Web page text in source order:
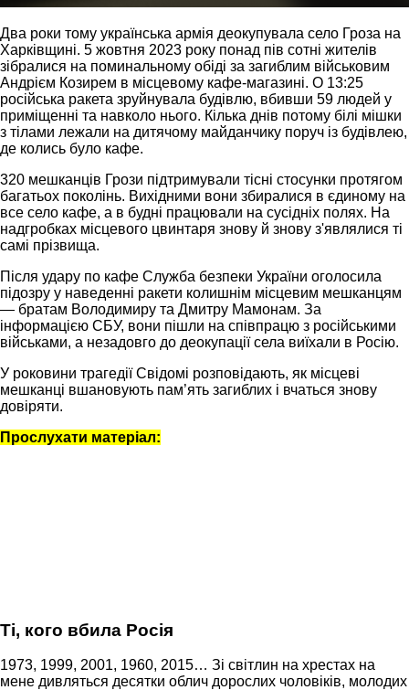
Два роки тому українська армія деокупувала село Гроза на
Харківщині. 5 жовтня 2023 року понад пів сотні жителів
зібралися на поминальному обіді за загиблим військовим
Андрієм Козирем в місцевому кафе-магазині. О 13:25
російська ракета зруйнувала будівлю, вбивши 59 людей у
приміщенні та навколо нього. Кілька днів потому білі мішки
з тілами лежали на дитячому майданчику поруч із будівлею,
де колись було кафе.
320 мешканців Грози підтримували тісні стосунки протягом
багатьох поколінь. Вихідними вони збиралися в єдиному на
все село кафе, а в будні працювали на сусідніх полях. На
надгробках місцевого цвинтаря знову й знову з'являлися ті
самі прізвища.
Після удару по кафе Служба безпеки України оголосила
підозру у наведенні ракети колишнім місцевим мешканцям
— братам Володимиру та Дмитру Мамонам. За
інформацією СБУ, вони пішли на співпрацю з російськими
військами, а незадовго до деокупації села виїхали в Росію.
У роковини трагедії Свідомі розповідають, як місцеві
мешканці вшановують пам’ять загиблих і вчаться знову
довіряти.
Прослухати матеріал:
Ті, кого вбила Росія
1973, 1999, 2001, 1960, 2015… Зі світлин на хрестах на
мене дивляться десятки облич дорослих чоловіків, молодих